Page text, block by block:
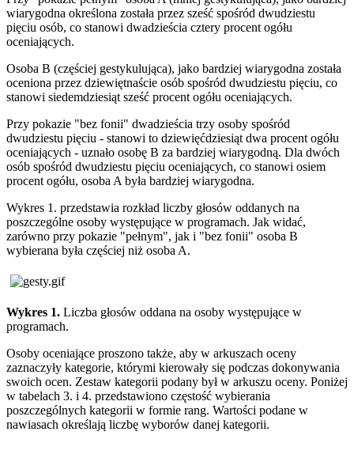
wiarygodna określona została przez sześć spośród dwudziestu
pięciu osób, co stanowi dwadzieścia cztery procent ogółu
oceniających.
Osoba B (częściej gestykulująca), jako bardziej wiarygodna została
oceniona przez dziewiętnaście osób spośród dwudziestu pięciu, co
stanowi siedemdziesiąt sześć procent ogółu oceniających.
Przy pokazie "bez fonii" dwadzieścia trzy osoby spośród
dwudziestu pięciu - stanowi to dziewięćdziesiąt dwa procent ogółu
oceniających - uznało osobę B za bardziej wiarygodną. Dla dwóch
osób spośród dwudziestu pięciu oceniających, co stanowi osiem
procent ogółu, osoba A była bardziej wiarygodna.
Wykres 1. przedstawia rozkład liczby głosów oddanych na
poszczególne osoby występujące w programach. Jak widać,
zarówno przy pokazie "pełnym", jak i "bez fonii" osoba B
wybierana była częściej niż osoba A.
Wykres 1. Liczba głosów oddana na osoby występujące w
programach.
Osoby oceniające proszono także, aby w arkuszach oceny
zaznaczyły kategorie, którymi kierowały się podczas dokonywania
swoich ocen. Zestaw kategorii podany był w arkuszu oceny. Poniżej
w tabelach 3. i 4. przedstawiono częstość wybierania
poszczególnych kategorii w formie rang. Wartości podane w
nawiasach określają liczbę wyborów danej kategorii.